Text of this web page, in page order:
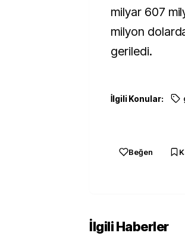
milyar 607
milyon
geriledi.
İlgili Konular:
Beğen
İlgili Haberler